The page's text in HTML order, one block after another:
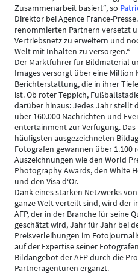
Zusammenarbeit basiert“, so
Direktor bei Agence France-
renommierten Partnern versetzt
Vertriebsnetz zu erweitern und
Welt mit Inhalten zu versorgen.“
Der Marktführer für Bildmaterial
Images versorgt über eine Million
Berichterstattung, die in ihrer
ist. Ob roter Teppich,
darüber hinaus: Jedes Jahr stellt
über 160.000 Nachrichten und
entertainment zur Verfügung.
häufigsten ausgezeichneten
Fotografen gewannen über
Auszeichnungen wie den World
Photography Awards, den White
und den Visa d‘Or.
Dank eines starken Netzwerks
ganze Welt verteilt sind, wird der
AFP, der in der Branche für seine
geschätzt wird, Jahr für Jahr bei
Preisverleihungen im
auf der Expertise seiner
Bildangebot der AFP durch die
Partneragenturen ergänzt.